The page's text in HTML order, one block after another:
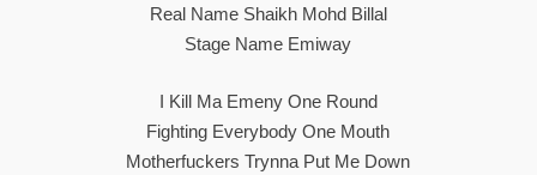
Real Name Shaikh Mohd Billal
Stage Name Emiway
I Kill Ma Emeny One Round
Fighting Everybody One Mouth
Motherfuckers Trynna Put Me Down